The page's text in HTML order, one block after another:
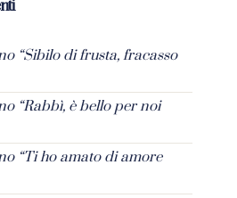
“Sibilo di frusta, fracasso
“Rabbì, è bello per noi
“Ti ho amato di amore